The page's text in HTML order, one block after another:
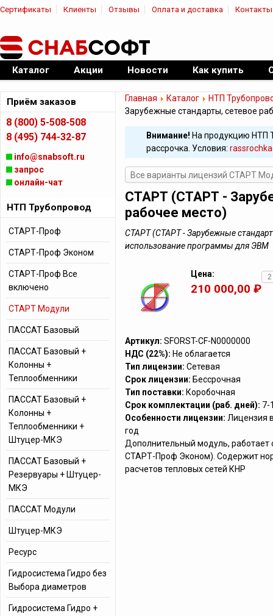
Сертификаты Клиенты Отзывы Оплата и доставка Контакты
Официальный дилер ПО
Каталог Акции Новости Как купить
Главная Каталог
НТП
Зарубежные стандарты, сетевое
Внимание! На продукцию НТП
рассрочка. Условия:
Все варианты лицензий СТАРТ
СТАРТ (СТАРТ -
рабочее место)
СТАРТ (СТАРТ - Зарубежные
использование программы для ЭВМ
Цена:
210 000,00 ₽
Артикул: SFORST-CF-N0000000
НДС (22%): Не облагается
Тип лицензии: Сетевая
Срок лицензии: Бессрочная
Тип поставки: Коробочная
Срок комплектации (раб. дней): 7-
Особенности лицензии: Лицензия
год
Дополнительный модуль,
СТАРТ-Проф Эконом). Содержит
расчетов тепловых сетей КНР
Приём заказов
8 (800) 5-508-508
8 (495) 744-32-87
info@snabsoft.ru
запрос
онлайн-чат
НТП Трубопровод
СТАРТ-Проф
СТАРТ-Проф Эконом
СТАРТ-Проф Все
включено
СТАРТ Модули
ПАССАТ Базовый
ПАССАТ Базовый +
Колонны +
Теплообменники
ПАССАТ Базовый +
Колонны +
Теплообменники +
Штуцер-МКЭ
ПАССАТ Базовый +
Резервуары + Штуцер-
МКЭ
ПАССАТ Модули
Штуцер-МКЭ
Ресурс
Гидросистема Гидро без
Выбора диаметров
Гидросистема Гидро +